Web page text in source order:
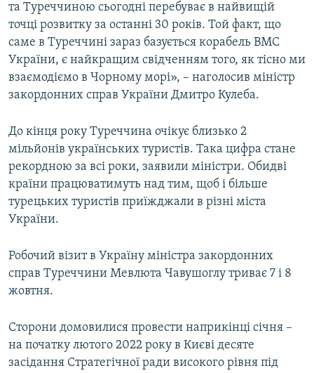
та Туреччиною сьогодні перебуває в найвищій
точці розвитку за останні 30 років. Той факт, що
саме в Туреччині зараз базується корабель ВМС
України, є найкращим свідченням того, як тісно ми
взаємодіємо в Чорному морі», – наголосив міністр
закордонних справ України Дмитро Кулеба.
До кінця року Туреччина очікує близько 2
мільйонів українських туристів. Така цифра стане
рекордною за всі роки, заявили міністри. Обидві
країни працюватимуть над тим, щоб і більше
турецьких туристів приїжджали в різні міста
України.
Робочий візит в Україну міністра закордонних
справ Туреччини Мевлюта Чавушоглу триває 7 і 8
жовтня.
Сторони домовилися провести наприкінці січня –
на початку лютого 2022 року в Києві десяте
засідання Стратегічної ради високого рівня під